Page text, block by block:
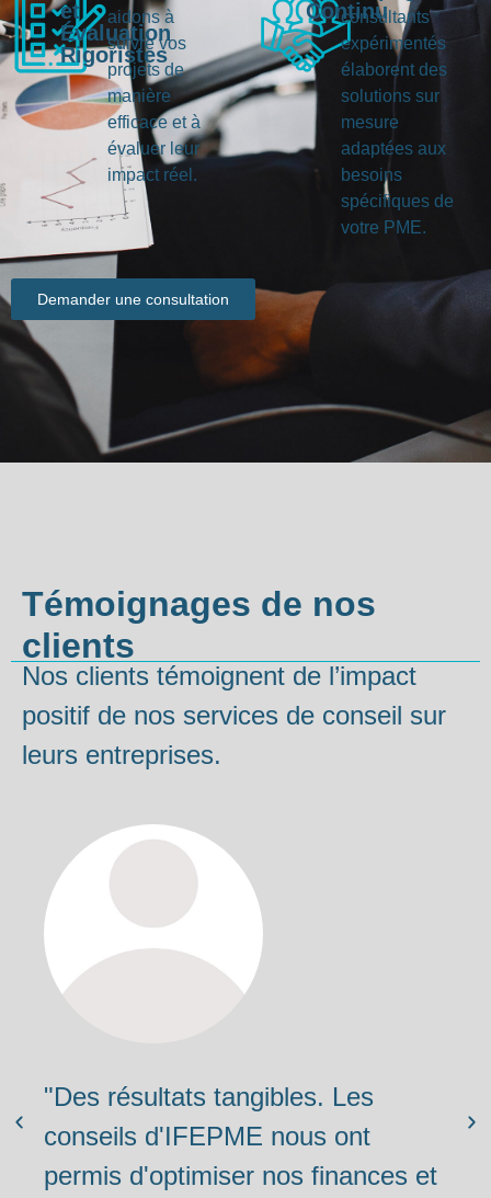
et
Évaluation
Rigoristes
aidons à
suivre vos
projets de
manière
efficace et à
évaluer leur
impact réel.
Continu
consultants
expérimentés
élaborent des
solutions sur
mesure
adaptées aux
besoins
spécifiques de
votre PME.
Demander une consultation
Témoignages de nos
clients
Nos clients témoignent de l’impact
positif de nos services de conseil sur
leurs entreprises.
"Des résultats tangibles. Les
conseils d'IFEPME nous ont
permis d'optimiser nos finances et